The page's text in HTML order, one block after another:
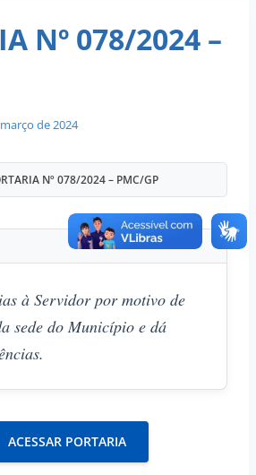
Nº 078/2024 –
de 2024
Nº 078/2024 – PMC/GP
à Servidor por motivo de
sede do Município e dá
ACESSAR PORTARIA